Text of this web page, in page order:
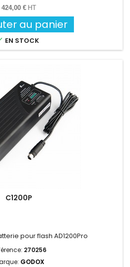
424,00 € HT
au panier
EN STOCK
C1200P
pour flash AD1200Pro
270256
GODOX